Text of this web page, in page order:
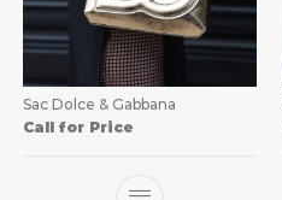
Sac Dolce & Gabbana
Call for Price